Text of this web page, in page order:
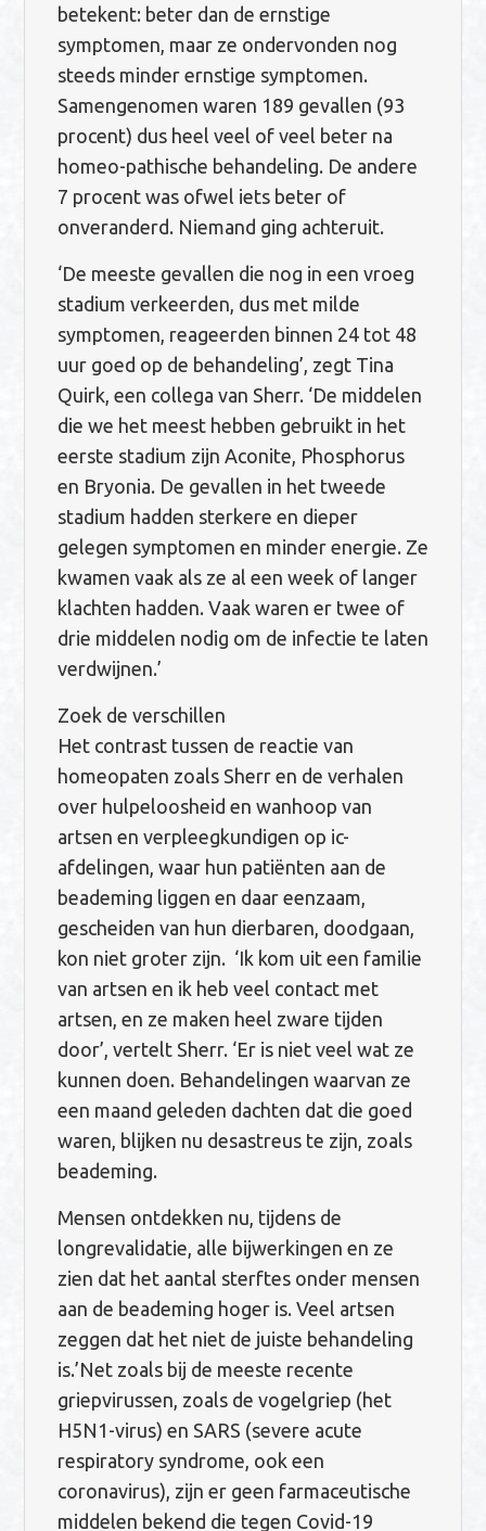
betekent: beter dan de ernstige
symptomen, maar ze ondervonden nog
steeds minder ernstige symptomen.
Samengenomen waren 189 gevallen (93
procent) dus heel veel of veel beter na
homeo-pathische behandeling. De andere
7 procent was ofwel iets beter of
onveranderd. Niemand ging achteruit.
‘De meeste gevallen die nog in een vroeg
stadium verkeerden, dus met milde
symptomen, reageerden binnen 24 tot 48
uur goed op de behandeling’, zegt Tina
Quirk, een collega van Sherr. ‘De middelen
die we het meest hebben gebruikt in het
eerste stadium zijn Aconite, Phosphorus
en Bryonia. De gevallen in het tweede
stadium hadden sterkere en dieper
gelegen symptomen en minder energie. Ze
kwamen vaak als ze al een week of langer
klachten hadden. Vaak waren er twee of
drie middelen nodig om de infectie te laten
verdwijnen.’
Zoek de verschillen
Het contrast tussen de reactie van
homeopaten zoals Sherr en de verhalen
over hulpeloosheid en wanhoop van
artsen en verpleegkundigen op ic-
afdelingen, waar hun patiënten aan de
beademing liggen en daar eenzaam,
gescheiden van hun dierbaren, doodgaan,
kon niet groter zijn. ‘Ik kom uit een familie
van artsen en ik heb veel contact met
artsen, en ze maken heel zware tijden
door’, vertelt Sherr. ‘Er is niet veel wat ze
kunnen doen. Behandelingen waarvan ze
een maand geleden dachten dat die goed
waren, blijken nu desastreus te zijn, zoals
beademing.
Mensen ontdekken nu, tijdens de
longrevalidatie, alle bijwerkingen en ze
zien dat het aantal sterftes onder mensen
aan de beademing hoger is. Veel artsen
zeggen dat het niet de juiste behandeling
is.’Net zoals bij de meeste recente
griepvirussen, zoals de vogelgriep (het
H5N1-virus) en SARS (severe acute
respiratory syndrome, ook een
coronavirus), zijn er geen farmaceutische
middelen bekend die tegen Covid-19